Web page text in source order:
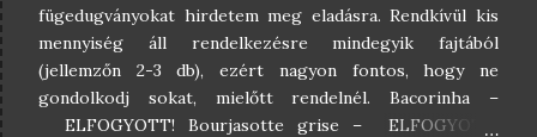
fügedugványokat hirdetem meg eladásra. Rendkívül kis
mennyiség áll rendelkezésre mindegyik fajtából
(jellemzőn 2-3 db), ezért nagyon fontos, hogy ne
gondolkodj sokat, mielőtt rendelnél. Bacorinha –
ELFOGYOTT! Bourjasotte grise – ELFOGYOTT!